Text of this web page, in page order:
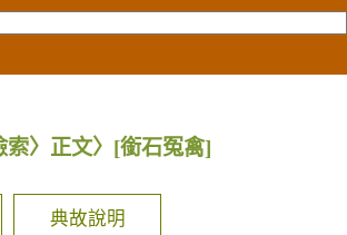
〉正文〉 [銜石冤禽]
典故說明